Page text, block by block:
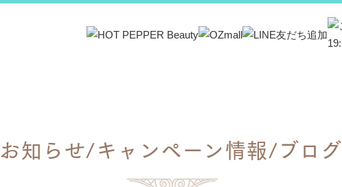
お知らせ/キャンペーン情報/ブログ